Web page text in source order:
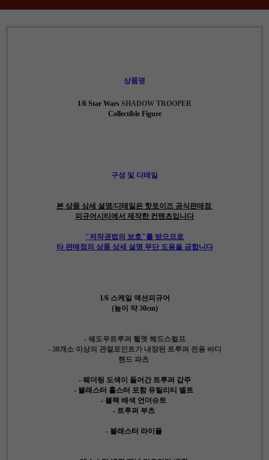
상품명
1/6 Star Wars SHADOW TROOPER
Collectible Figure
구성 및 디테일
본 상품 상세 설명/디테일은 핫토이즈 공식판매점
피규어시티에서 제작한 컨텐츠입니다
"저작권법의 보호"를 받으므로
타 판매점의 상품 상세 설명 무단 도용을 금합니다
1/6 스케일 액션피규어
(높이 약 30cm)
- 쉐도우트루퍼 헬멧 헤드스컬프
- 30개소 이상의 관절포인트가 내장된 트루퍼 전용 바디
핸드 파츠
- 웨더링 도색이 들어간 트루퍼 갑주
- 블래스터 홀스터 포함 유틸리티 벨트
- 블랙 배색 언더슈트
- 트루퍼 부츠
- 블래스터 라이플